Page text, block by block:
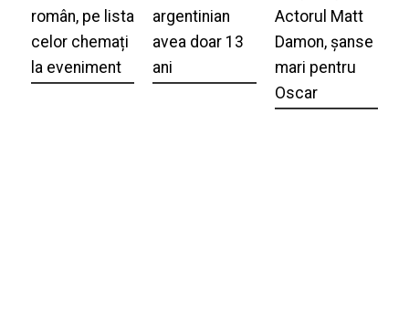
român, pe lista
celor chemați
la eveniment
argentinian
avea doar 13
ani
Actorul Matt
Damon, șanse
mari pentru
Oscar